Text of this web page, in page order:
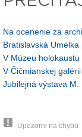
Na ocenenie za
Bratislavská
V Múzeu
V Čičmianskej
Jubilejná výstava M.
Upozorni na chybu